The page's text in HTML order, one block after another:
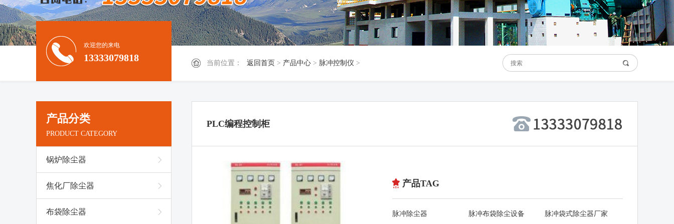
当前位置： 返回首页 > 产品中心 > 脉冲控制仪 >
欢迎您的来电
13333079818
产品分类
PRODUCT CATEGORY
锅炉除尘器
焦化厂除尘器
布袋除尘器
PLC编程控制柜
产品TAG
脉冲除尘器 脉冲布袋除尘设备 脉冲袋式除尘器厂家